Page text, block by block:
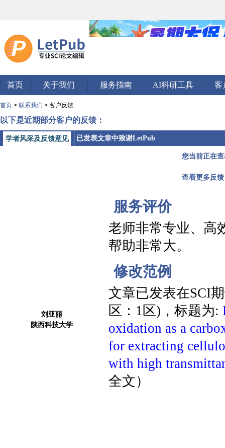
首页 关于我们 服务指南 AI科研工具 客
首页 > 联系我们 > 客户反馈
以下是近期部分客户的反馈：
学者风采及反馈意见 已发表文章中致谢LetPub
您当前正在
查看更多反
刘亚丽
陕西科技大学
服务评价
老师非常专业、高
帮助非常大。
修改范例
文章已发表在SCI
区：1区)，标题为:
oxidation as a
for extracting
with high
全文）